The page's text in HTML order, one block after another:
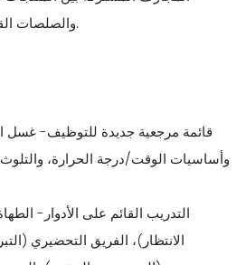
والصلصات القائمة على منتجات الألبان).
وأساسيات الوقت/درجة الحرارة، والتلوث
الانتظار)، الفريق التحضيري